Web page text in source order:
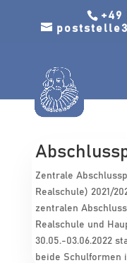
+49
Zentrale
Realschule) 2021/
zentralen
Realschule und
30.05.-03.06.2022
beide Schulformen